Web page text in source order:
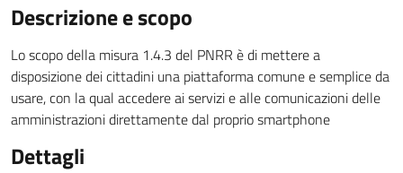
Descrizione e scopo
Lo scopo della misura 1.4.3 del PNRR è di mettere a
disposizione dei cittadini una piattaforma comune e semplice da
usare, con la qual accedere ai servizi e alle comunicazioni delle
amministrazioni direttamente dal proprio smartphone
Dettagli